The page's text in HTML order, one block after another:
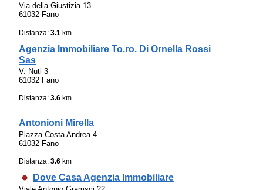
Via della Giustizia 13
61032 Fano
Distanza:3.1 km
Agenzia Immobiliare To.ro. Di Ornella Rossi
Sas
V. Nuti 3
61032 Fano
Distanza:3.6 km
Antonioni Mirella
Piazza Costa Andrea 4
61032 Fano
Distanza:3.6 km
Dove Casa Agenzia Immobiliare